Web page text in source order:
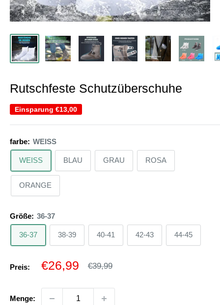
Rutschfeste Schutzüberschuhe
Einsparung €13,00
farbe: WEISS
WEISS BLAU GRAU ROSA
ORANGE
Größe: 36-37
36-37 38-39 40-41 42-43 44-45
Preis: Sonderpreis
€26,99 Normalpreis
€39,99
Menge: